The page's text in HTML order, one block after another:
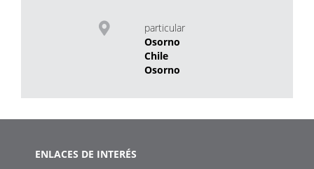
particular
Osorno
Chile
Osorno
ENLACES DE INTERÉS